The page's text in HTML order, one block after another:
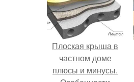
Плоская крыша в
частном доме
плюсы и минусы.